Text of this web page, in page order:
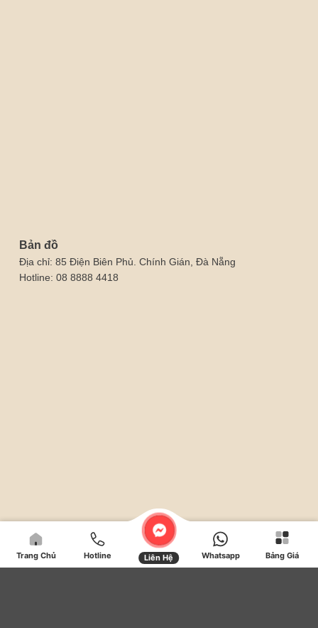
Bản đồ
Địa chỉ: 85 Điện Biên Phủ. Chính Gián, Đà Nẵng
Hotline: 08 8888 4418
DENTAL
Trang Chủ Hotline Liên Hệ Whatsapp Bảng Giá